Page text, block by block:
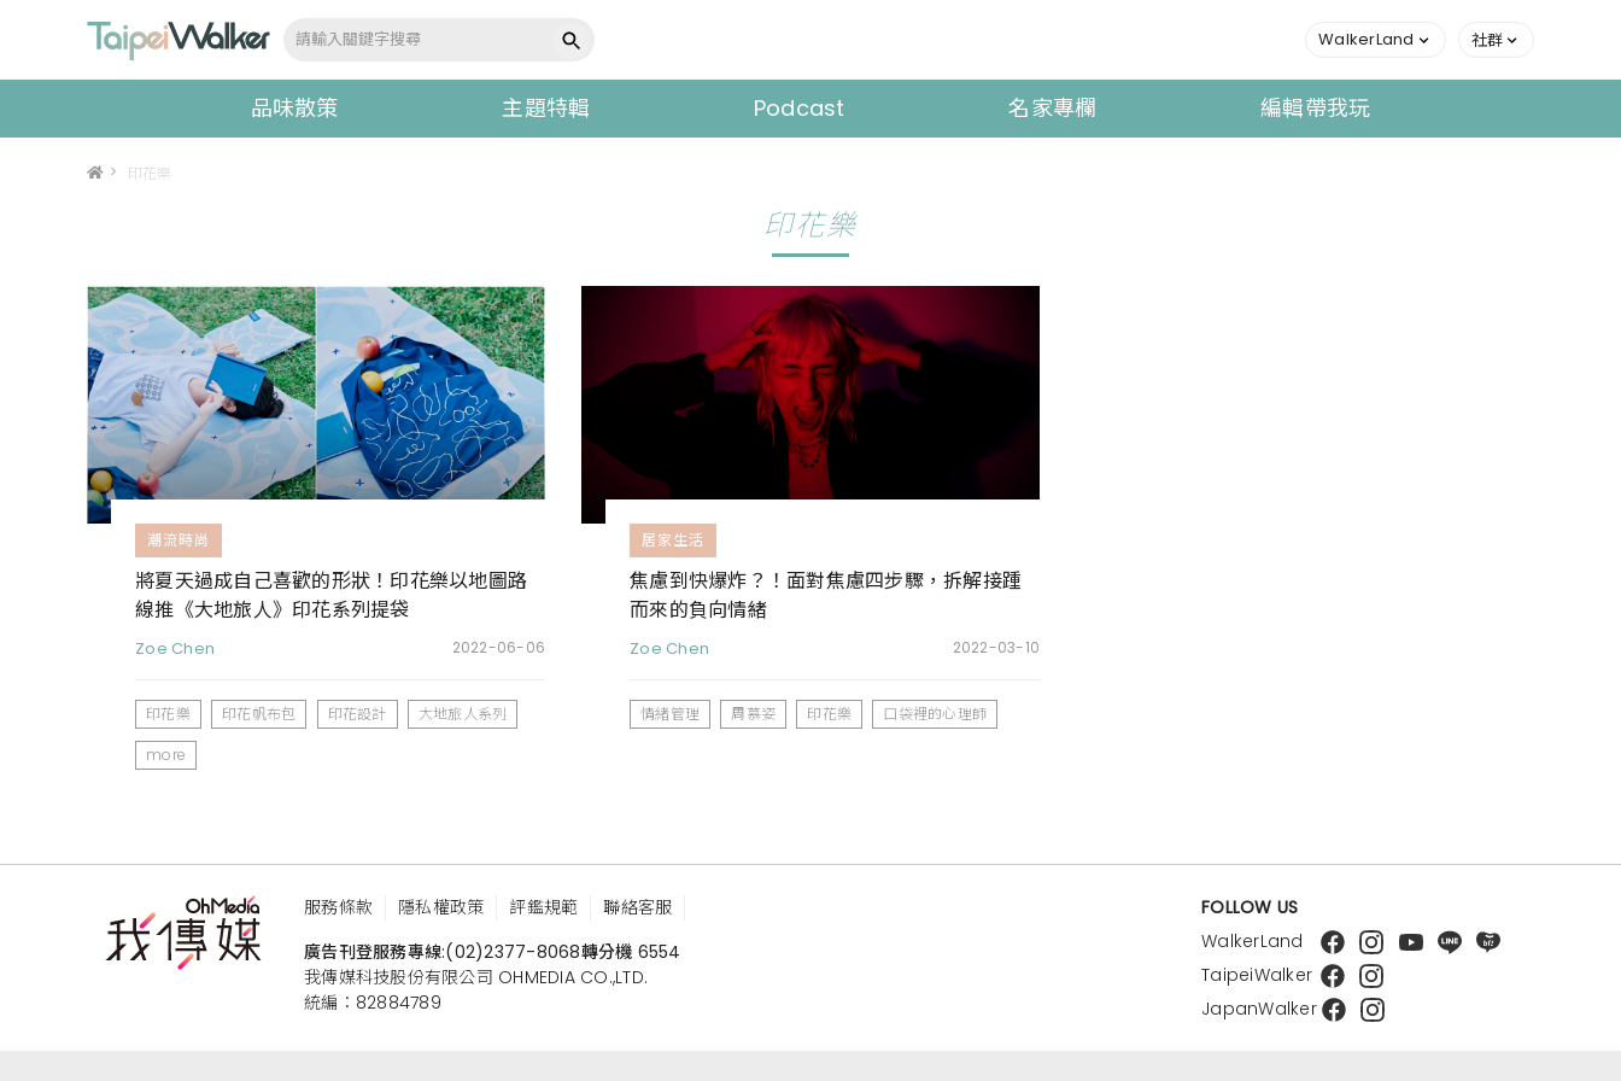
WalkerLand 社群
品味散策 主題特輯 Podcast 名家專欄 編輯帶我玩
> 印花樂
印花樂
潮流時尚
將夏天過成自己喜歡的形狀！印花樂以地圖路
線推《大地旅人》印花系列提袋
Zoe Chen 2022-06-06
印花樂 印花帆布包 印花設計
大地旅人系列
more
居家生活
焦慮到快爆炸？！面對焦慮四步驟，拆解接踵
而來的負向情緒
Zoe Chen 2022-03-10
情緒管理 周慕姿 印花樂 口袋裡的心理師
服務條款 隱私權政策 評鑑規範
聯絡客服
廣告刊登服務專線:(02)2377-8068轉分機 6554
我傳媒科技股份有限公司 OHMEDIA CO.,LTD.
統編：82884789
FOLLOW US
WalkerLand
TaipeiWalker
JapanWalker